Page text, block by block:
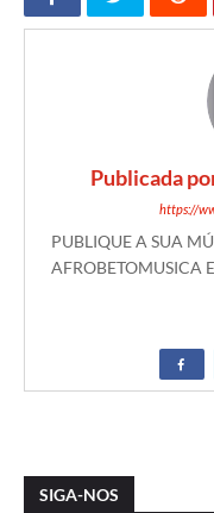
Publicada
https://
PUBLIQUE A SUA
AFROBETOMUSICA
SIGA-NOS